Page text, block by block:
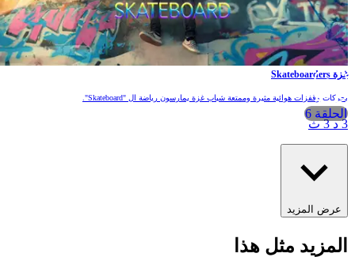
الحلقة 6
غزة Skateboarders
بحركات وقفزات هوائية مثيرة وممتعة شباب غزة يمارسون رياضة ال "Skateboard".
عرض المزيد
المزيد مثل هذا